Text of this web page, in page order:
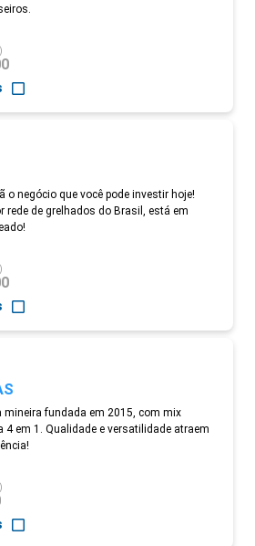
o negócio que você pode investir hoje!
rede de grelhados do Brasil, está em
mineira fundada em 2015, com mix
4 em 1. Qualidade e versatilidade atraem